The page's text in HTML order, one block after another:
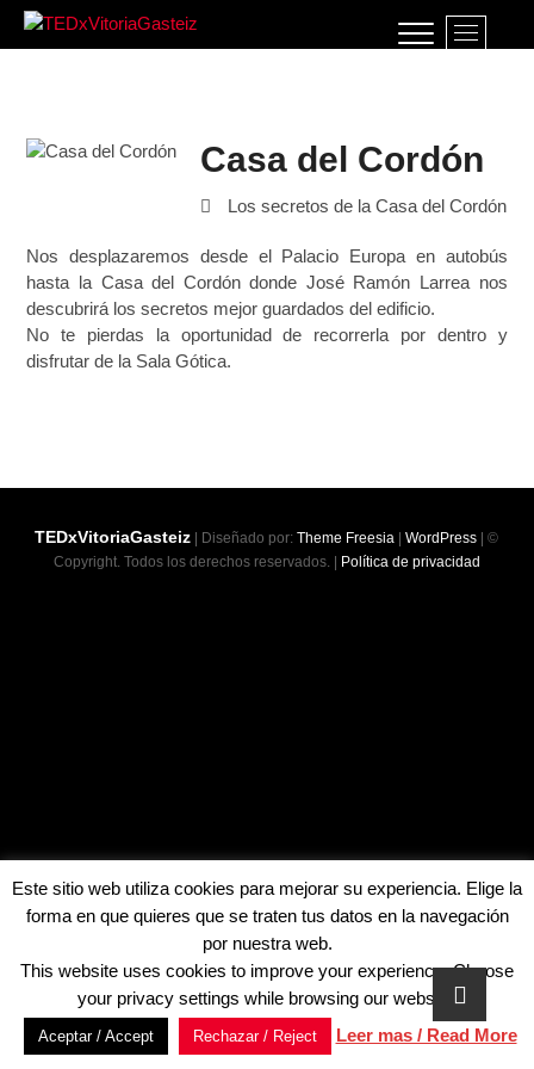
Saltar
TEDxVitoriaGasteiz
TEDXVITORIAGASTEIZ, IDEAS QUE LO
B
d
l
e
n
Casa del Cordón
Los secretos de la Casa del Cordón
Nos desplazaremos desde el Palacio Europa en autobús
hasta la Casa del Cordón donde José Ramón Larrea nos
descubrirá los secretos mejor guardados del edificio.
No te pierdas la oportunidad de recorrerla por dentro y
disfrutar de la Sala Gótica.
TEDxVitoriaGasteiz | Diseñado por:Theme Freesia |WordPress | ©
Copyright. Todos los derechos reservados. |
Política de privacidad
Este sitio web utiliza cookies para mejorar su experiencia. Elige la
forma en que quieres que se traten tus datos en la navegación
por nuestra web.
This website uses cookies to improve your experience. Choose
your privacy settings while browsing our website.
Aceptar / Accept Rechazar / Reject Leer mas / Read More